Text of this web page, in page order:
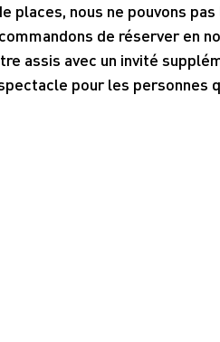
places, nous ne pouvons
de réserver en
assis avec un invité
pour les personnes